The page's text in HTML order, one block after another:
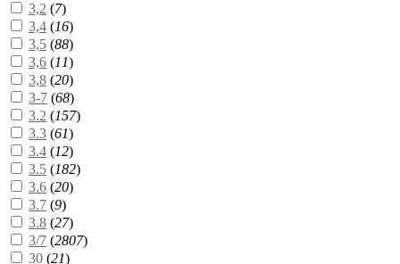
3,2 (7)
3,4 (16)
3,5 (88)
3,6 (11)
3,8 (20)
3-7 (68)
3.2 (157)
3.3 (61)
3.4 (12)
3.5 (182)
3.6 (20)
3.7 (9)
3.8 (27)
3/7 (2807)
30 (21)